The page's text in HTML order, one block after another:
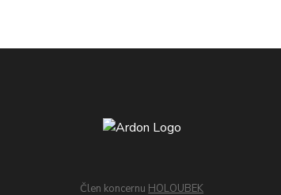
Člen koncernu HOLOUBEK